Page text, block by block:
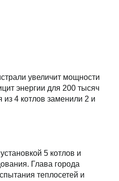
увеличит мощности
энергии для 200 тысяч
из 4 котлов заменили 2 и
5 котлов и
Глава города
теплосетей и